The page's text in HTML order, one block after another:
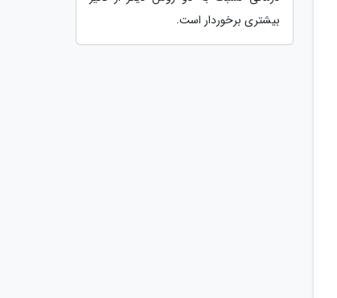
بیشتری برخوردار است.